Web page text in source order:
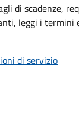
di scadenze,
leggi i termini
di servizio